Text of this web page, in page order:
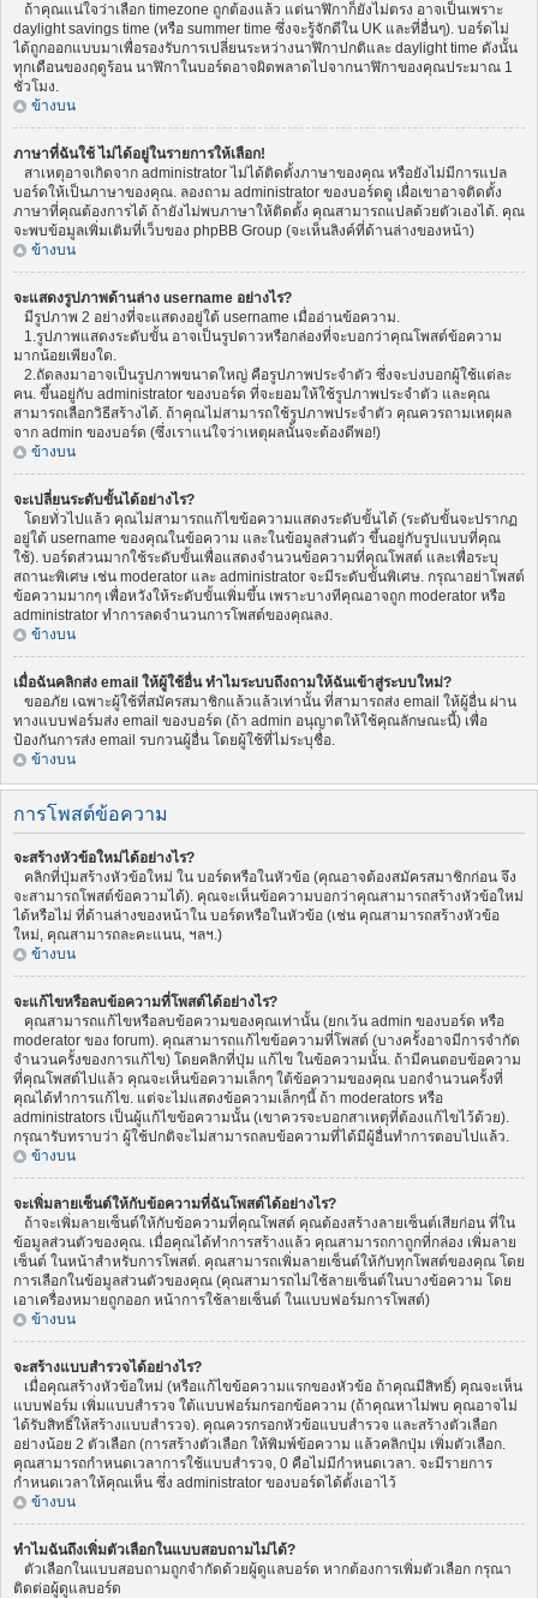
ถ้าคุณแน่ใจว่าเลือก timezone ถูกต้องแล้ว แต่นาฬิกาก็ยังไม่ตรง อาจเป็นเพราะ
daylight savings time (หรือ summer time ซึ่งจะรู้จักดีใน UK และที่อื่นๆ). บอร์ดไม่
ได้ถูกออกแบบมาเพื่อรองรับการเปลี่ยนระหว่างนาฬิกาปกติและ daylight time ดังนั้น
ทุกเดือนของฤดูร้อน นาฬิกาในบอร์ดอาจผิดพลาดไปจากนาฬิกาของคุณประมาณ 1
ชั่วโมง.
ข้างบน
ภาษาที่ฉันใช้ ไม่ได้อยู่ในรายการให้เลือก!
สาเหตุอาจเกิดจาก administrator ไม่ได้ติดตั้งภาษาของคุณ หรือยังไม่มีการแปล
บอร์ดให้เป็นภาษาของคุณ. ลองถาม administrator ของบอร์ดดู เผื่อเขาอาจติดตั้ง
ภาษาที่คุณต้องการได้ ถ้ายังไม่พบภาษาให้ติดตั้ง คุณสามารถแปลด้วยตัวเองได้. คุณ
จะพบข้อมูลเพิ่มเติมที่เว็บของ phpBB Group (จะเห็นลิงค์ที่ด้านล่างของหน้า)
ข้างบน
จะแสดงรูปภาพด้านล่าง username อย่างไร?
มีรูปภาพ 2 อย่างที่จะแสดงอยู่ใต้ username เมื่ออ่านข้อความ.
1.รูปภาพแสดงระดับขั้น อาจเป็นรูปดาวหรือกล่องที่จะบอกว่าคุณโพสต์ข้อความ
มากน้อยเพียงใด.
2.ถัดลงมาอาจเป็นรูปภาพขนาดใหญ่ คือรูปภาพประจำตัว ซึ่งจะบ่งบอกผู้ใช้แต่ละ
คน. ขึ้นอยู่กับ administrator ของบอร์ด ที่จะยอมให้ใช้รูปภาพประจำตัว และคุณ
สามารถเลือกวิธีสร้างได้. ถ้าคุณไม่สามารถใช้รูปภาพประจำตัว คุณควรถามเหตุผล
จาก admin ของบอร์ด (ซึ่งเราแน่ใจว่าเหตุผลนั้นจะต้องดีพอ!)
ข้างบน
จะเปลี่ยนระดับขั้นได้อย่างไร?
โดยทั่วไปแล้ว คุณไม่สามารถแก้ไขข้อความแสดงระดับขั้นได้ (ระดับขั้นจะปรากฏ
อยู่ใต้ username ของคุณในข้อความ และในข้อมูลส่วนตัว ขึ้นอยู่กับรูปแบบที่คุณ
ใช้). บอร์ดส่วนมากใช้ระดับขั้นเพื่อแสดงจำนวนข้อความที่คุณโพสต์ และเพื่อระบุ
สถานะพิเศษ เช่น moderator และ administrator จะมีระดับขั้นพิเศษ. กรุณาอย่าโพสต์
ข้อความมากๆ เพื่อหวังให้ระดับขั้นเพิ่มขึ้น เพราะบางทีคุณอาจถูก moderator หรือ
administrator ทำการลดจำนวนการโพสต์ของคุณลง.
ข้างบน
เมื่อฉันคลิกส่ง email ให้ผู้ใช้อื่น ทำไมระบบถึงถามให้ฉันเข้าสู่ระบบใหม่?
ขออภัย เฉพาะผู้ใช้ที่สมัครสมาชิกแล้วแล้วเท่านั้น ที่สามารถส่ง email ให้ผู้อื่น ผ่าน
ทางแบบฟอร์มส่ง email ของบอร์ด (ถ้า admin อนุญาตให้ใช้คุณลักษณะนี้) เพื่อ
ป้องกันการส่ง email รบกวนผู้อื่น โดยผู้ใช้ที่ไม่ระบุชื่อ.
ข้างบน
การโพสต์ข้อความ
จะสร้างหัวข้อใหม่ได้อย่างไร?
คลิกที่ปุ่มสร้างหัวข้อใหม่ ใน บอร์ดหรือในหัวข้อ (คุณอาจต้องสมัครสมาชิกก่อน จึง
จะสามารถโพสต์ข้อความได้). คุณจะเห็นข้อความบอกว่าคุณสามารถสร้างหัวข้อใหม่
ได้หรือไม่ ที่ด้านล่างของหน้าใน บอร์ดหรือในหัวข้อ (เช่น คุณสามารถสร้างหัวข้อ
ใหม่, คุณสามารถละคะแนน, ฯลฯ.)
ข้างบน
จะแก้ไขหรือลบข้อความที่โพสต์ได้อย่างไร?
คุณสามารถแก้ไขหรือลบข้อความของคุณเท่านั้น (ยกเว้น admin ของบอร์ด หรือ
moderator ของ forum). คุณสามารถแก้ไขข้อความที่โพสต์ (บางครั้งอาจมีการจำกัด
จำนวนครั้งของการแก้ไข) โดยคลิกที่ปุ่ม แก้ไข ในข้อความนั้น. ถ้ามีคนตอบข้อความ
ที่คุณโพสต์ไปแล้ว คุณจะเห็นข้อความเล็กๆ ใต้ข้อความของคุณ บอกจำนวนครั้งที่
คุณได้ทำการแก้ไข. แต่จะไม่แสดงข้อความเล็กๆนี้ ถ้า moderators หรือ
administrators เป็นผู้แก้ไขข้อความนั้น (เขาควรจะบอกสาเหตุที่ต้องแก้ไขไว้ด้วย).
กรุณารับทราบว่า ผู้ใช้ปกติจะไม่สามารถลบข้อความที่ได้มีผู้อื่นทำการตอบไปแล้ว.
ข้างบน
จะเพิ่มลายเซ็นต์ให้กับข้อความที่ฉันโพสต์ได้อย่างไร?
ถ้าจะเพิ่มลายเซ็นต์ให้กับข้อความที่คุณโพสต์ คุณต้องสร้างลายเซ็นต์เสียก่อน ที่ใน
ข้อมูลส่วนตัวของคุณ. เมื่อคุณได้ทำการสร้างแล้ว คุณสามารถกาถูกที่กล่อง เพิ่มลาย
เซ็นต์ ในหน้าสำหรับการโพสต์. คุณสามารถเพิ่มลายเซ็นต์ให้กับทุกโพสต์ของคุณ โดย
การเลือกในข้อมูลส่วนตัวของคุณ (คุณสามารถไม่ใช้ลายเซ็นต์ในบางข้อความ โดย
เอาเครื่องหมายถูกออก หน้าการใช้ลายเซ็นต์ ในแบบฟอร์มการโพสต์)
ข้างบน
จะสร้างแบบสำรวจได้อย่างไร?
เมื่อคุณสร้างหัวข้อใหม่ (หรือแก้ไขข้อความแรกของหัวข้อ ถ้าคุณมีสิทธิ์) คุณจะเห็น
แบบฟอร์ม เพิ่มแบบสำรวจ ใต้แบบฟอร์มกรอกข้อความ (ถ้าคุณหาไม่พบ คุณอาจไม่
ได้รับสิทธิ์ให้สร้างแบบสำรวจ). คุณควรกรอกหัวข้อแบบสำรวจ และสร้างตัวเลือก
อย่างน้อย 2 ตัวเลือก (การสร้างตัวเลือก ให้พิมพ์ข้อความ แล้วคลิกปุ่ม เพิ่มตัวเลือก.
คุณสามารถกำหนดเวลาการใช้แบบสำรวจ, 0 คือไม่มีกำหนดเวลา. จะมีรายการ
กำหนดเวลาให้คุณเห็น ซึ่ง administrator ของบอร์ดได้ตั้งเอาไว้
ข้างบน
ทำไมฉันถึงเพิ่มตัวเลือกในแบบสอบถามไม่ได้?
ตัวเลือกในแบบสอบถามถูกจำกัดด้วยผู้ดูแลบอร์ด หากต้องการเพิ่มตัวเลือก กรุณา
ติดต่อผู้ดูแลบอร์ด